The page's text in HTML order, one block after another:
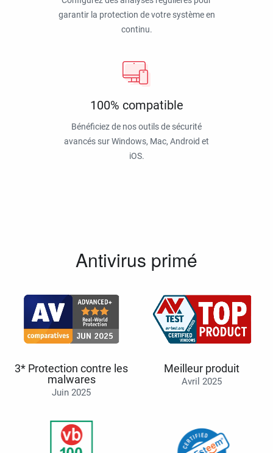
garantir la protection de votre système en
continu.
100% compatible
Bénéficiez de nos outils de sécurité
avancés sur Windows, Mac, Android et
iOS.
Antivirus primé
3* Protection contre les
malwares
Juin 2025
Meilleur produit
Avril 2025